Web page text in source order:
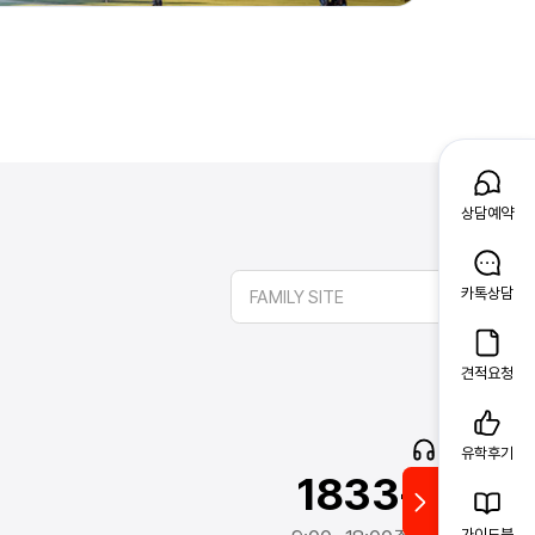
상담예약
카톡상담
견적요청
유학후기
FAMILY SITE
고객문의
1833-2341